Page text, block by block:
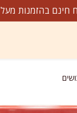
בהזמנות מעל 299₪